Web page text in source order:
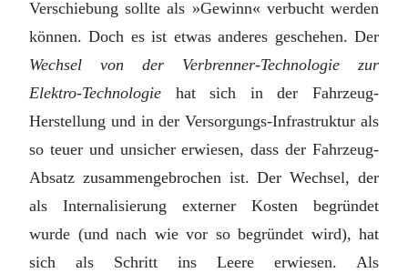
Verschiebung sollte als »Gewinn« verbucht werden
können. Doch es ist etwas anderes geschehen. Der
Wechsel von der Verbrenner-Technologie zur
Elektro-Technologie hat sich in der Fahrzeug-
Herstellung und in der Versorgungs-Infrastruktur als
so teuer und unsicher erwiesen, dass der Fahrzeug-
Absatz zusammengebrochen ist. Der Wechsel, der
als Internalisierung externer Kosten begründet
wurde (und nach wie vor so begründet wird), hat
sich als Schritt ins Leere erwiesen. Als